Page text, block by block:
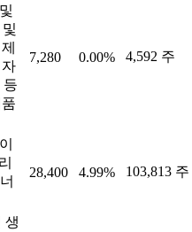
등
7,280 0.00% 4,592 주
28,400 4.99% 103,813 주
생